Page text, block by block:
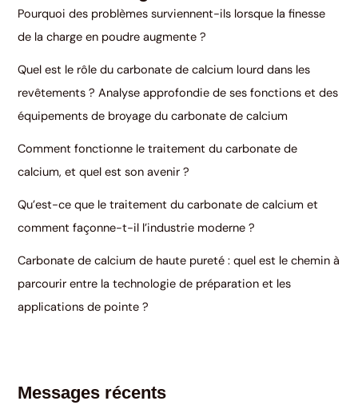
Pourquoi des problèmes surviennent-ils lorsque la finesse
de la charge en poudre augmente ?
Quel est le rôle du carbonate de calcium lourd dans les
revêtements ? Analyse approfondie de ses fonctions et des
équipements de broyage du carbonate de calcium
Comment fonctionne le traitement du carbonate de
calcium, et quel est son avenir ?
Qu’est-ce que le traitement du carbonate de calcium et
comment façonne-t-il l’industrie moderne ?
Carbonate de calcium de haute pureté : quel est le chemin à
parcourir entre la technologie de préparation et les
applications de pointe ?
Messages récents